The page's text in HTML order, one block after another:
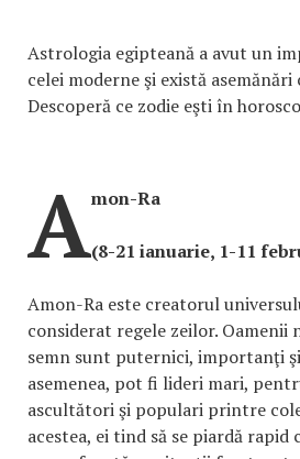
Astrologia egipteană a avut un
celei moderne şi există
Descoperă ce zodie eşti în
Amon-Ra
(8-21 ianuarie, 1-11
Amon-Ra este creatorul
considerat regele zeilor. Oamenii
semn sunt puternici, importanţi
asemenea, pot fi lideri mari,
ascultători şi populari printre
acestea, ei tind să se piardă